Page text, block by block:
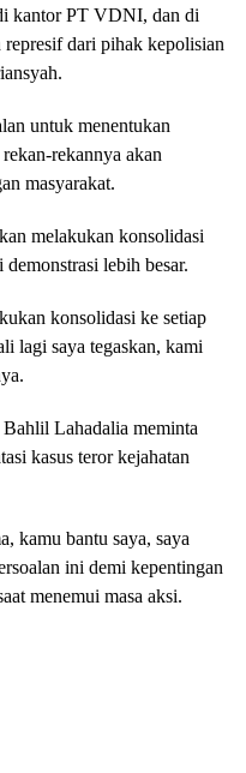
kantor PT VDNI, dan di
represif dari pihak kepolisian
untuk menentukan
rekannya akan
masyarakat.
melakukan konsolidasi
lebih besar.
konsolidasi ke setiap
lagi saya tegaskan, kami
Lahadalia meminta
kasus teror kejahatan
kamu bantu saya, saya
ini demi kepentingan
menemui masa aksi.